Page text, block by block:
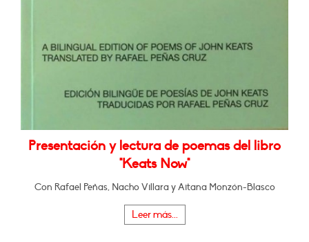
Presentación y lectura de poemas del libro
"Keats Now"
Con Rafael Peñas, Nacho Villara y Aitana Monzón-Blasco
Leer más...